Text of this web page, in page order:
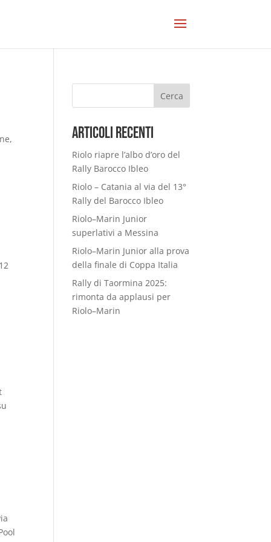
Cerca
Articoli Recenti
Riolo riapre l’albo d’oro del
Rally Barocco Ibleo
Riolo – Catania al via del 13°
Rally del Barocco Ibleo
Riolo–Marin Junior
superlativi a Messina
Riolo–Marin Junior alla prova
della finale di Coppa Italia
Rally di Taormina 2025:
rimonta da applausi per
Riolo–Marin